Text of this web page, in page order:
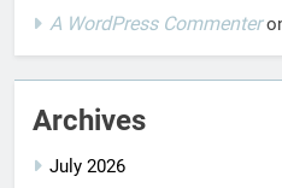
A WordPress Commenter
Archives
July 2026